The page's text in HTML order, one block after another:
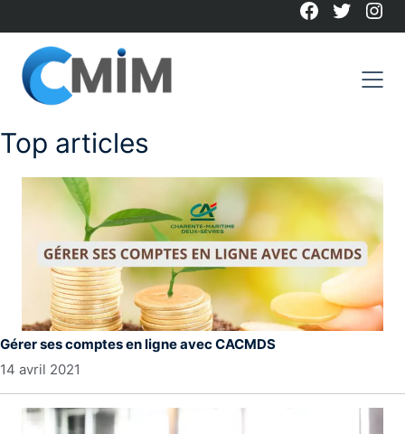
to
content
Facebook
Twitter
Top articles
Gérer ses comptes en ligne avec CACMDS
14 avril 2021